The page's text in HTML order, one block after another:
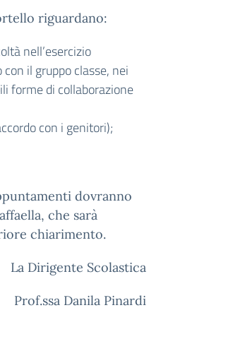
riguardano:
nell’esercizio
il gruppo classe, nei
forme di collaborazione
con i genitori);
dovranno
che sarà
chiarimento.
La Dirigente Scolastica
Prof.ssa Danila Pinardi